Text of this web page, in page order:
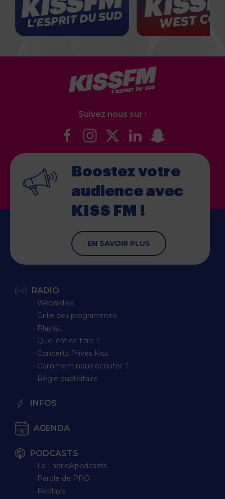
Suivez nous sur :
Boostez votre
audience avec
KISS FM !
EN SAVOIR PLUS
RADIO
∙ Webradios
∙ Grille des programmes
∙ Playlist
∙ Quel est ce titre ?
∙ Concerts Privés Kiss
∙ Comment nous écouter ?
∙ Régie publicitaire
INFOS
AGENDA
PODCASTS
∙ La FabricA'podcasts
∙ Parole de PRO
∙ Replays